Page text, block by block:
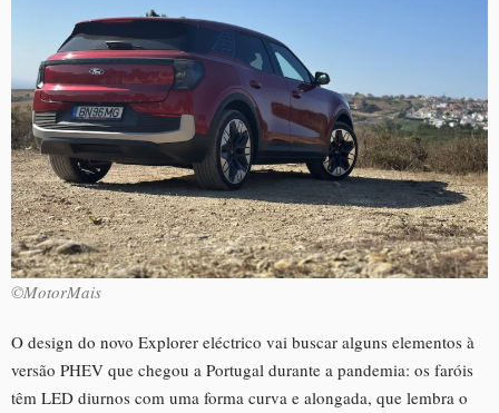
©MotorMais
O design do novo Explorer eléctrico vai buscar alguns elementos à
versão PHEV que chegou a Portugal durante a pandemia: os faróis
têm LED diurnos com uma forma curva e alongada, que lembra o